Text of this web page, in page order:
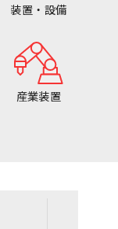
装置・設備
産業装置